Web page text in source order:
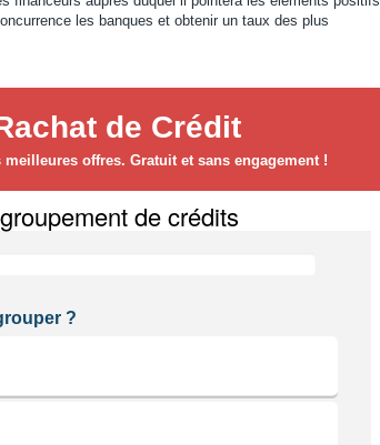
les banques et obtenir un taux des plus
de Crédit
offres. Gratuit et sans engagement !